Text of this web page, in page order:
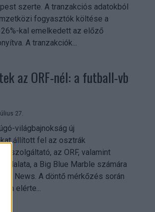
szerte. A tranzakciós adatokból
fogyasztók költése a
kal emelkedett az előző
A tranzakciók...
az ORF-nél: a futball-vb
27.
világbajnokság új
állított fel az osztrák
az ORF, valamint
a Big Blue Marble számára
TV News. A döntő mérkőzés során
elérte...